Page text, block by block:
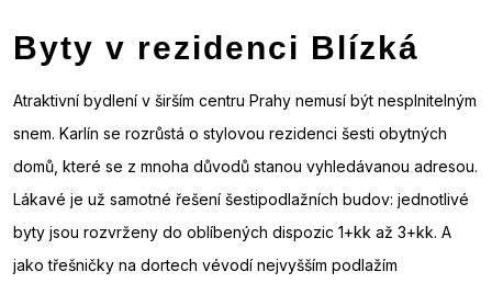
Byty v rezidenci Blízká
Atraktivní bydlení v širším centru Prahy nemusí být nesplnitelným
snem. Karlín se rozrůstá o stylovou rezidenci šesti obytných
domů, které se z mnoha důvodů stanou vyhledávanou adresou.
Lákavé je už samotné řešení šestipodlažních budov: jednotlivé
byty jsou rozvrženy do oblíbených dispozic 1+kk až 3+kk. A
jako třešničky na dortech vévodí nejvyšším podlažím